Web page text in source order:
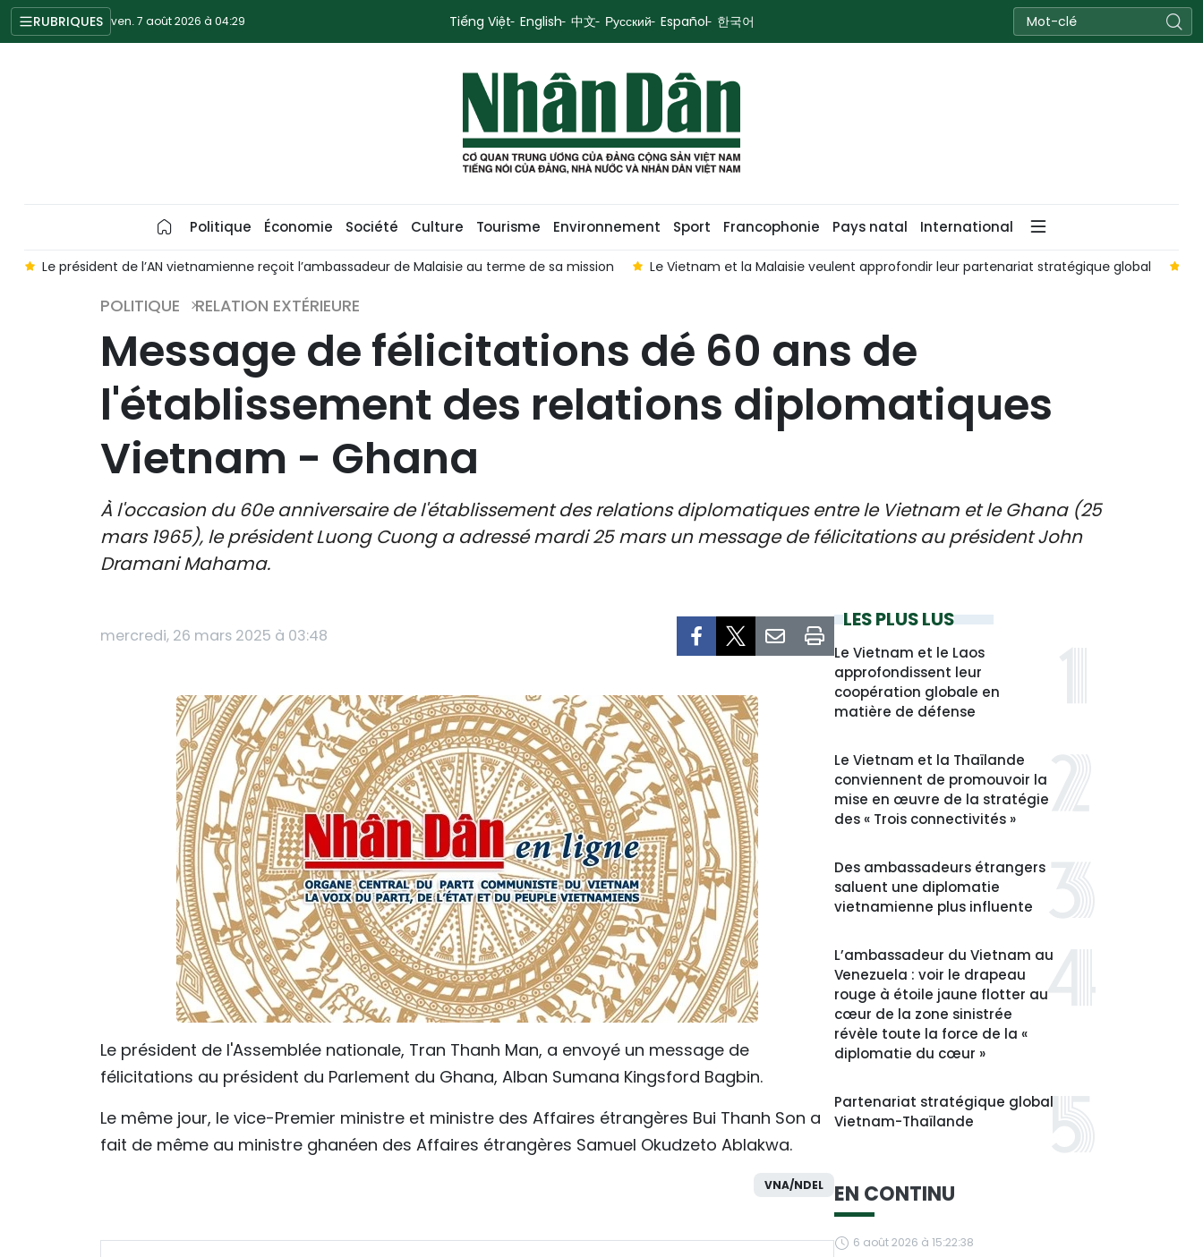
RUBRIQUES ven. 7 août 2026 à 04:29 Tiếng Việt English 中文 Русский Español 한국어
Politique Économie Société Culture Tourisme Environnement Sport Francophonie Pays natal International
mission Le Vietnam et la Malaisie veulent approfondir leur partenariat stratégique global Le Vietnam et la Thaïlande conviennent de promouvoir la mise en œuvre de la stratégie
POLITIQUE RELATION EXTÉRIEURE
Message de félicitations dé 60 ans de
l'établissement des relations diplomatiques
Vietnam - Ghana
À l'occasion du 60e anniversaire de l'établissement des relations diplomatiques entre le Vietnam et le Ghana (25
mars 1965), le président Luong Cuong a adressé mardi 25 mars un message de félicitations au président John
Dramani Mahama.
mercredi, 26 mars 2025 à 03:48
Le président de l'Assemblée nationale, Tran Thanh Man, a envoyé un message de
félicitations au président du Parlement du Ghana, Alban Sumana Kingsford Bagbin.
Le même jour, le vice-Premier ministre et ministre des Affaires étrangères Bui Thanh Son a
fait de même au ministre ghanéen des Affaires étrangères Samuel Okudzeto Ablakwa.
VNA/NDEL
LES PLUS LUS
Le Vietnam et le Laos
approfondissent leur
coopération globale en
matière de défense
Le Vietnam et la Thaïlande
conviennent de promouvoir la
mise en œuvre de la stratégie
des « Trois connectivités »
Des ambassadeurs étrangers
saluent une diplomatie
vietnamienne plus influente
L’ambassadeur du Vietnam au
Venezuela : voir le drapeau
rouge à étoile jaune flotter au
cœur de la zone sinistrée
révèle toute la force de la «
diplomatie du cœur »
Partenariat stratégique global
Vietnam-Thaïlande
EN CONTINU
6 août 2026 à 15:22:38